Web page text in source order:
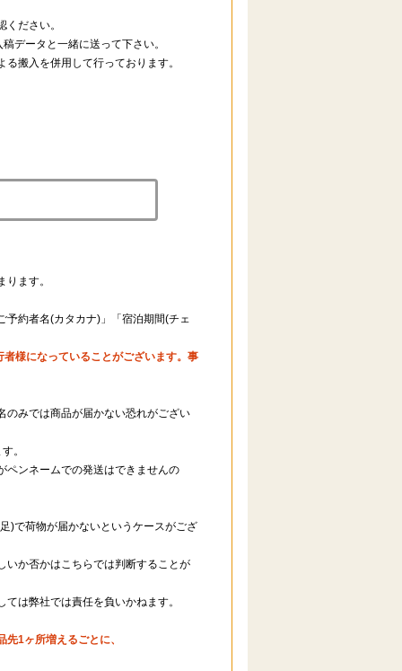
ださい。
データと一緒に送って下さい。
搬入を併用して行っております。
ます。
約者名(カタカナ)」「宿泊期間(チェ
様になっていることがございます。事
みでは商品が届かない恐れがござい
。
ペンネームでの発送はできませんの
)で荷物が届かないというケースがござ
いか否かはこちらでは判断することが
は弊社では責任を負いかねます。
1ヶ所増えるごとに、